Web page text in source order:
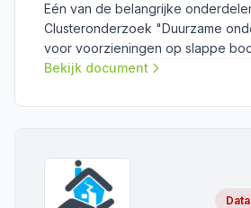
Eén van de belangrijke
Clusteronderzoek "Duurzame
voor voorzieningen op slappe
van een keuzemodel waarmee de
verhogen van de openbare
leidraad opgesteld.
Bekijk document